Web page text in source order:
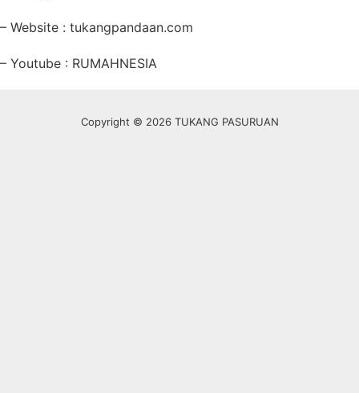
– Website : tukangpandaan.com
– Youtube : RUMAHNESIA
Copyright © 2026 TUKANG PASURUAN